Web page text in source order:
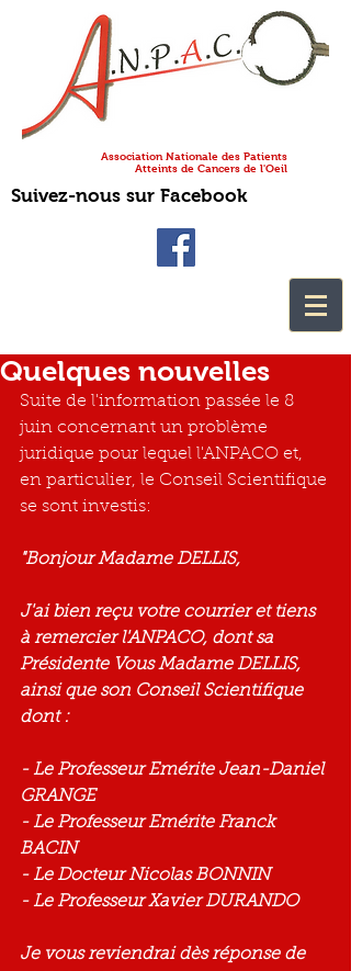
Association Nationale des Patients
Atteints de Cancers de l'Oeil
Suivez-nous sur Facebook
Quelques nouvelles
Suite de l'information passée le 8
juin concernant un problème
juridique pour lequel l'ANPACO et,
en particulier, le Conseil Scientifique
se sont investis:
"Bonjour Madame DELLIS,
J'ai bien reçu votre courrier et tiens
à remercier l'ANPACO, dont sa
Présidente Vous Madame DELLIS,
ainsi que son Conseil Scientifique
dont :
- Le Professeur Emérite Jean-Daniel
GRANGE
- Le Professeur Emérite Franck
BACIN
- Le Docteur Nicolas BONNIN
- Le Professeur Xavier DURANDO
Je vous reviendrai dès réponse de